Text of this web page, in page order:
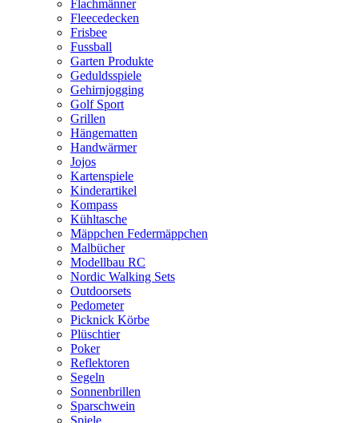
Flachmänner
Fleecedecken
Frisbee
Fussball
Garten Produkte
Geduldsspiele
Gehirnjogging
Golf Sport
Grillen
Hängematten
Handwärmer
Jojos
Kartenspiele
Kinderartikel
Kompass
Kühltasche
Mäppchen Federmäppchen
Malbücher
Modellbau RC
Nordic Walking Sets
Outdoorsets
Pedometer
Picknick Körbe
Plüschtier
Poker
Reflektoren
Segeln
Sonnenbrillen
Sparschwein
Spiele